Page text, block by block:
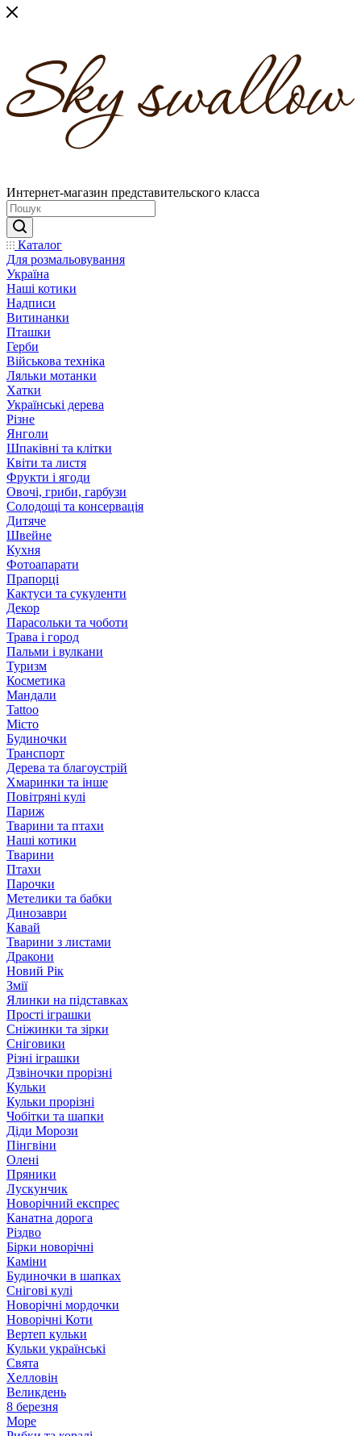
Интернет-магазин представительского класса
Каталог
Для розмальовування
Україна
Наші котики
Надписи
Витинанки
Пташки
Герби
Військова техніка
Ляльки мотанки
Хатки
Українські дерева
Різне
Янголи
Шпаківні та клітки
Квіти та листя
Фрукти і ягоди
Овочі, гриби, гарбузи
Солодощі та консервація
Дитяче
Швейне
Кухня
Фотоапарати
Прапорці
Кактуси та сукуленти
Декор
Парасольки та чоботи
Трава і город
Пальми і вулкани
Туризм
Косметика
Мандали
Tattoo
Місто
Будиночки
Транспорт
Дерева та благоустрій
Хмаринки та інше
Повітряні кулі
Париж
Тварини та птахи
Наші котики
Тварини
Птахи
Парочки
Метелики та бабки
Динозаври
Кавай
Тварини з листами
Дракони
Новий Рік
Змії
Ялинки на підставках
Прості іграшки
Сніжинки та зірки
Сніговики
Різні іграшки
Дзвіночки прорізні
Кульки
Кульки прорізні
Чобітки та шапки
Діди Морози
Пінгвіни
Олені
Пряники
Лускунчик
Новорічний експрес
Канатна дорога
Різдво
Бірки новорічні
Каміни
Будиночки в шапках
Снігові кулі
Новорічні мордочки
Новорічні Коти
Вертеп кульки
Кульки українські
Свята
Хелловін
Великдень
8 березня
Море